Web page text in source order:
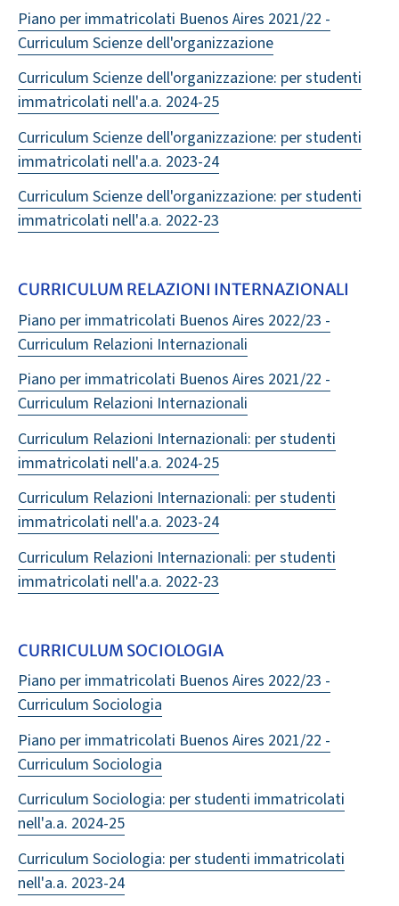
Piano per immatricolati Buenos Aires 2021/22 -
Curriculum Scienze dell'organizzazione
Curriculum Scienze dell'organizzazione: per studenti
immatricolati nell'a.a. 2024-25
Curriculum Scienze dell'organizzazione: per studenti
immatricolati nell'a.a. 2023-24
Curriculum Scienze dell'organizzazione: per studenti
immatricolati nell'a.a. 2022-23
CURRICULUM RELAZIONI INTERNAZIONALI
Piano per immatricolati Buenos Aires 2022/23 -
Curriculum Relazioni Internazionali
Piano per immatricolati Buenos Aires 2021/22 -
Curriculum Relazioni Internazionali
Curriculum Relazioni Internazionali: per studenti
immatricolati nell'a.a. 2024-25
Curriculum Relazioni Internazionali: per studenti
immatricolati nell'a.a. 2023-24
Curriculum Relazioni Internazionali: per studenti
immatricolati nell'a.a. 2022-23
CURRICULUM SOCIOLOGIA
Piano per immatricolati Buenos Aires 2022/23 -
Curriculum Sociologia
Piano per immatricolati Buenos Aires 2021/22 -
Curriculum Sociologia
Curriculum Sociologia: per studenti immatricolati
nell'a.a. 2024-25
Curriculum Sociologia: per studenti immatricolati
nell'a.a. 2023-24